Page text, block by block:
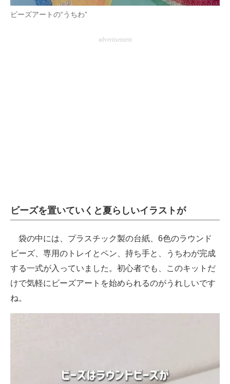
ビーズアートの“うちわ”
advertisement
ビーズを置いていくと夏らしいイラストが
袋の中には、プラスチック製の台紙、6色のラウンド
ビーズ、専用のトレイとペン、持ち手と、うちわが完成
する一式が入っていました。初心者でも、このキットだ
けで気軽にビーズアートを始められるのがうれしいです
ね。